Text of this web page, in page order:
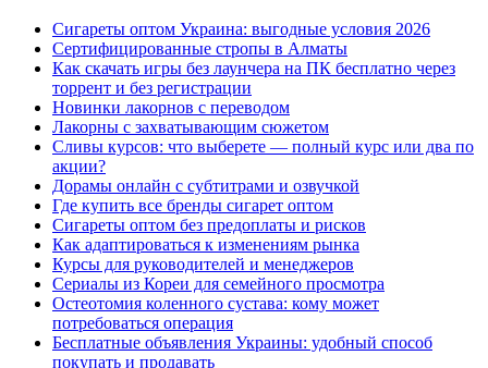
Сигареты оптом Украина: выгодные условия 2026
Сертифицированные стропы в Алматы
Как скачать игры без лаунчера на ПК бесплатно через
торрент и без регистрации
Новинки лакорнов с переводом
Лакорны с захватывающим сюжетом
Сливы курсов: что выберете — полный курс или два по
акции?
Дорамы онлайн с субтитрами и озвучкой
Где купить все бренды сигарет оптом
Сигареты оптом без предоплаты и рисков
Как адаптироваться к изменениям рынка
Курсы для руководителей и менеджеров
Сериалы из Кореи для семейного просмотра
Остеотомия коленного сустава: кому может
потребоваться операция
Бесплатные объявления Украины: удобный способ
покупать и продавать